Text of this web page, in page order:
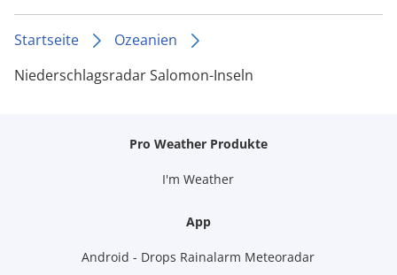
Startseite
Ozeanien
Niederschlagsradar Salomon-Inseln
Pro Weather Produkte
I'm Weather
App
Android - Drops Rainalarm Meteoradar